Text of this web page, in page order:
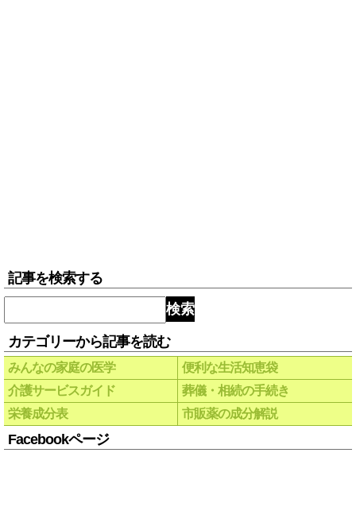
記事を検索する
検索
カテゴリーから記事を読む
みんなの家庭の医学
便利な生活知恵袋
介護サービスガイド
葬儀・相続の手続き
栄養成分表
市販薬の成分解説
Facebookページ